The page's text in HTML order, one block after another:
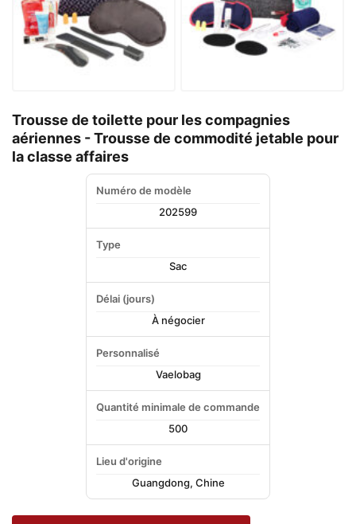
Trousse de toilette pour les compagnies
aériennes - Trousse de commodité jetable pour
la classe affaires
Numéro de modèle
202599
Type
Sac
Délai (jours)
À négocier
Personnalisé
Vaelobag
Quantité minimale de commande
500
Lieu d'origine
Guangdong, Chine